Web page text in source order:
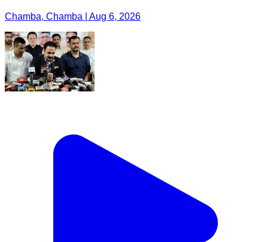
Chamba, Chamba | Aug 6, 2026